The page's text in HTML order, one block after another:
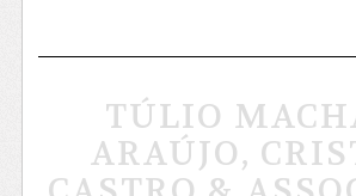
TÚLIO
ARAÚJO,